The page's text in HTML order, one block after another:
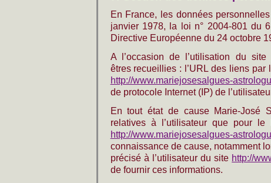
En France, les données
janvier 1978, la loi n° 2004-801 du
Directive Européenne du 24 octobre
A l’occasion de l’utilisation du site
êtres recueillies : l’URL des liens par
http://www.mariejosesalgues-
de protocole Internet (IP) de
En tout état de cause Marie-José
relatives à l’utilisateur que pour
http://www.mariejosesalgues-
connaissance de cause, notamment
précisé à l’utilisateur du site http://
de fournir ces informations.